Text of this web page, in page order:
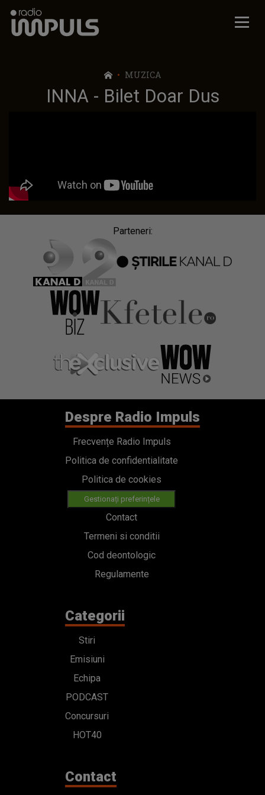
Radio Impuls
MUZICA
INNA - Bilet Doar Dus
Parteneri:
Despre Radio Impuls
Frecvențe Radio Impuls
Politica de confidentialitate
Politica de cookies
Gestionați preferințele
Contact
Termeni si conditii
Cod deontologic
Regulamente
Categorii
Stiri
Emisiuni
Echipa
PODCAST
Concursuri
HOT40
Contact